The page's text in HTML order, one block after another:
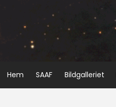
Hem SAAF Bildgalleriet